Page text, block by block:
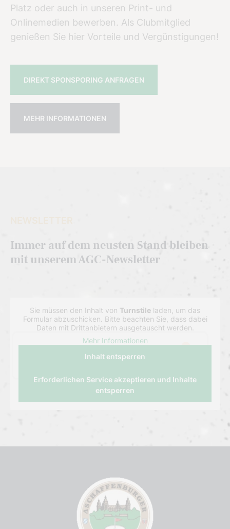
Platz oder auch in unseren Print- und
Onlinemedien bewerben. Als Clubmitglied
genießen Sie hier Vorteile und Vergünstigungen!
DIREKT SPONSPORING ANFRAGEN
MEHR INFORMATIONEN
Immer auf dem neusten Stand bleiben
mit unserem AGC-Newsletter
Sie müssen den Inhalt von Turnstile laden, um das
Formular abzuschicken. Bitte beachten Sie, dass dabei
Daten mit Drittanbietern ausgetauscht werden.
Mehr Informationen
Inhalt entsperren
Erforderlichen Service akzeptieren und Inhalte
entsperren